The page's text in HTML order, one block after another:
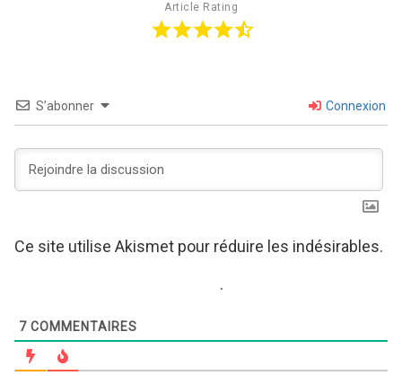
Article Rating
S’abonner Connexion
Ce site utilise Akismet pour réduire les indésirables.
.
7 COMMENTAIRES